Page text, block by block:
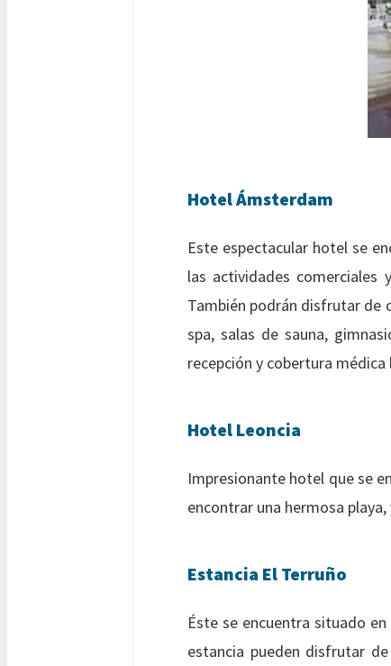
Hotel Ámsterdam
Este espectacular hotel se
las actividades
También podrán disfrutar de
spa, salas de sauna,
recepción y cobertura médica
Hotel Leoncia
Impresionante hotel que se
encontrar una hermosa
Estancia El Terruño
Éste se encuentra situado en
estancia pueden disfrutar